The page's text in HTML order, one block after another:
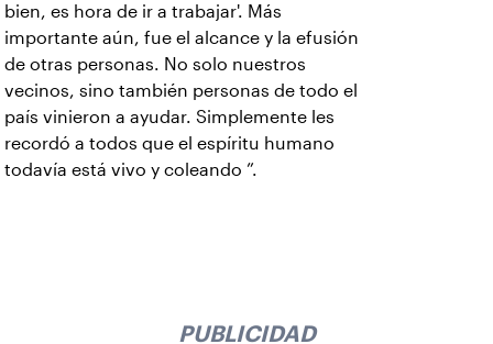
bien, es hora de ir a trabajar'. Más
importante aún, fue el alcance y la efusión
de otras personas. No solo nuestros
vecinos, sino también personas de todo el
país vinieron a ayudar. Simplemente les
recordó a todos que el espíritu humano
todavía está vivo y coleando ”.
PUBLICIDAD